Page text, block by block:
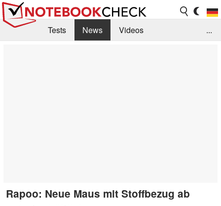
Tests News
Videos
...
Rapoo: Neue Maus mit Stoffbezug ab